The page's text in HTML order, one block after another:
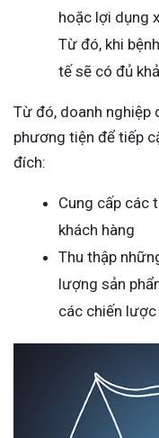
hoặc lợi dụng
Từ đó, khi
tế sẽ có đủ
Từ đó, doanh nghiệp
phương tiện để tiếp
đích:
Cung cấp các
khách hàng
Thu thập
lượng sản
các chiến